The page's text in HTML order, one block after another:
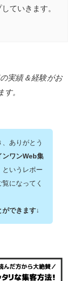
ていきます。
実績＆経験がお
。
ありがとう
ンワンWeb集
というレポー
になってく
できます↓